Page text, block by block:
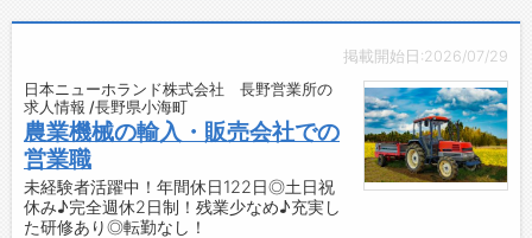
掲載開始日:2026/07/29
日本ニューホランド株式会社 長野営業所の
求人情報 /長野県小海町
農業機械の輸入・販売会社での
営業職
未経験者活躍中！年間休日122日◎土日祝
休み♪完全週休2日制！残業少なめ♪充実し
た研修あり◎転勤なし！